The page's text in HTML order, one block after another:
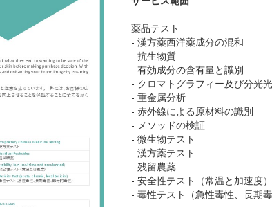
薬品テスト
- 漢方薬西洋薬成分の混和
- 抗生物質
- 有効成分の含有量と識別
- クロマトグラフィー及び分光
- 重金属分析
- 赤外線による原材料の識別
- メソッドの検証
- 微生物テスト
- 漢方薬テスト
- 残留農薬
- 安全性テスト（常温と加速度）
- 毒性テスト（急性毒性、長期